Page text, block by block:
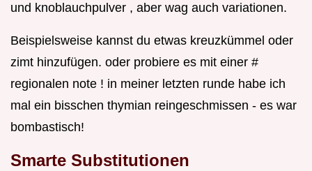
und knoblauchpulver , aber wag auch variationen.
Beispielsweise kannst du etwas kreuzkümmel oder
zimt hinzufügen. oder probiere es mit einer #
regionalen note ! in meiner letzten runde habe ich
mal ein bisschen thymian reingeschmissen - es war
bombastisch!
Smarte Substitutionen